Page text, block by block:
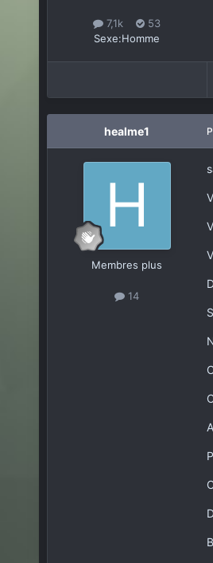
7,1k
53
Sexe:Homme
healme1
Membres plus
14